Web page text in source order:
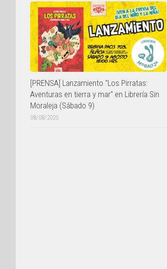
[PRENSA] Lanzamiento "Los Pirratas:
Aventuras en tierra y mar" en Librería Sin
Moraleja (Sábado 9)
08/08/2025